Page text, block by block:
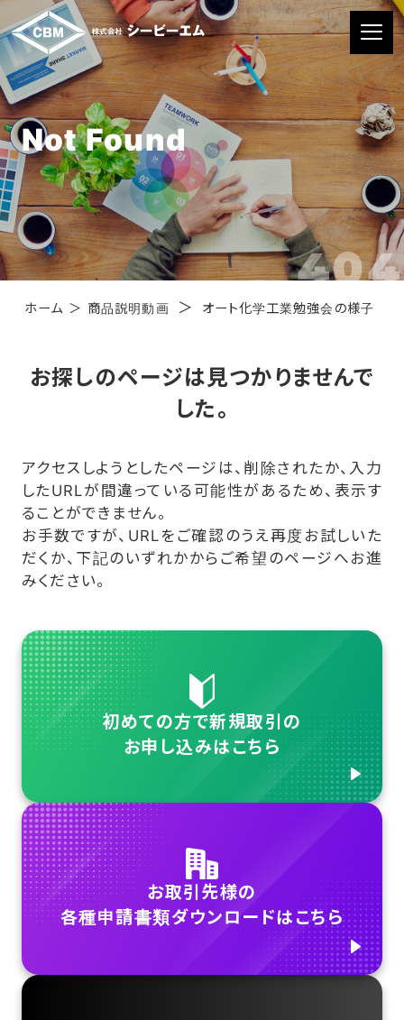
Not Found
404
ホーム ＞ 商品説明動画 ＞ オート化学工業勉強会の様子 ウ
お探しのページは見つかりませんで
した。
アクセスしようとしたページは、削除されたか、入力
したURLが間違っている可能性があるため、表示す
ることができません。
お手数ですが、URLをご確認のうえ再度お試しいた
だくか、下記のいずれかからご希望のページへお進
みください。
初めての方で新規取引の
お申し込みはこちら
お取引先様の
各種申請書類ダウンロードはこちら